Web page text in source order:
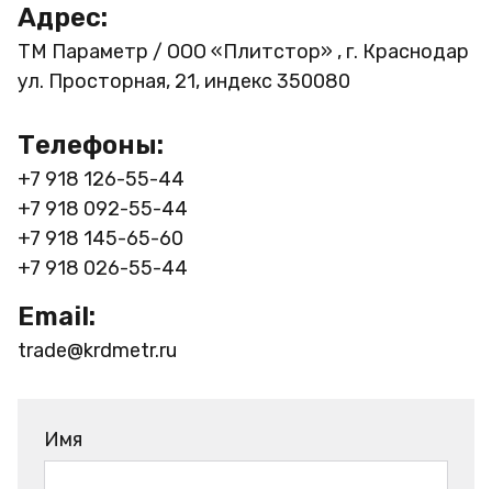
Адрес:
ТМ Параметр / ООО «Плитстор» , г. Краснодар
ул. Просторная, 21, индекс 350080
Телефоны:
+7 918 126-55-44
+7 918 092-55-44
+7 918 145-65-60
+7 918 026-55-44
Email:
trade@krdmetr.ru
Имя